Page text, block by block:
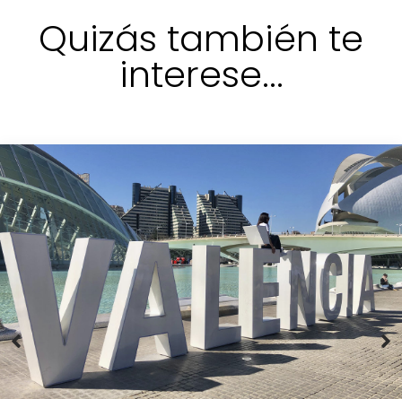
Quizás también te
interese...